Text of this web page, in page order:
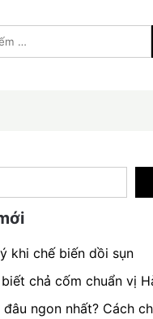
khi chế biến dồi sụn
chả cốm chuẩn vị
ngon nhất? Cách